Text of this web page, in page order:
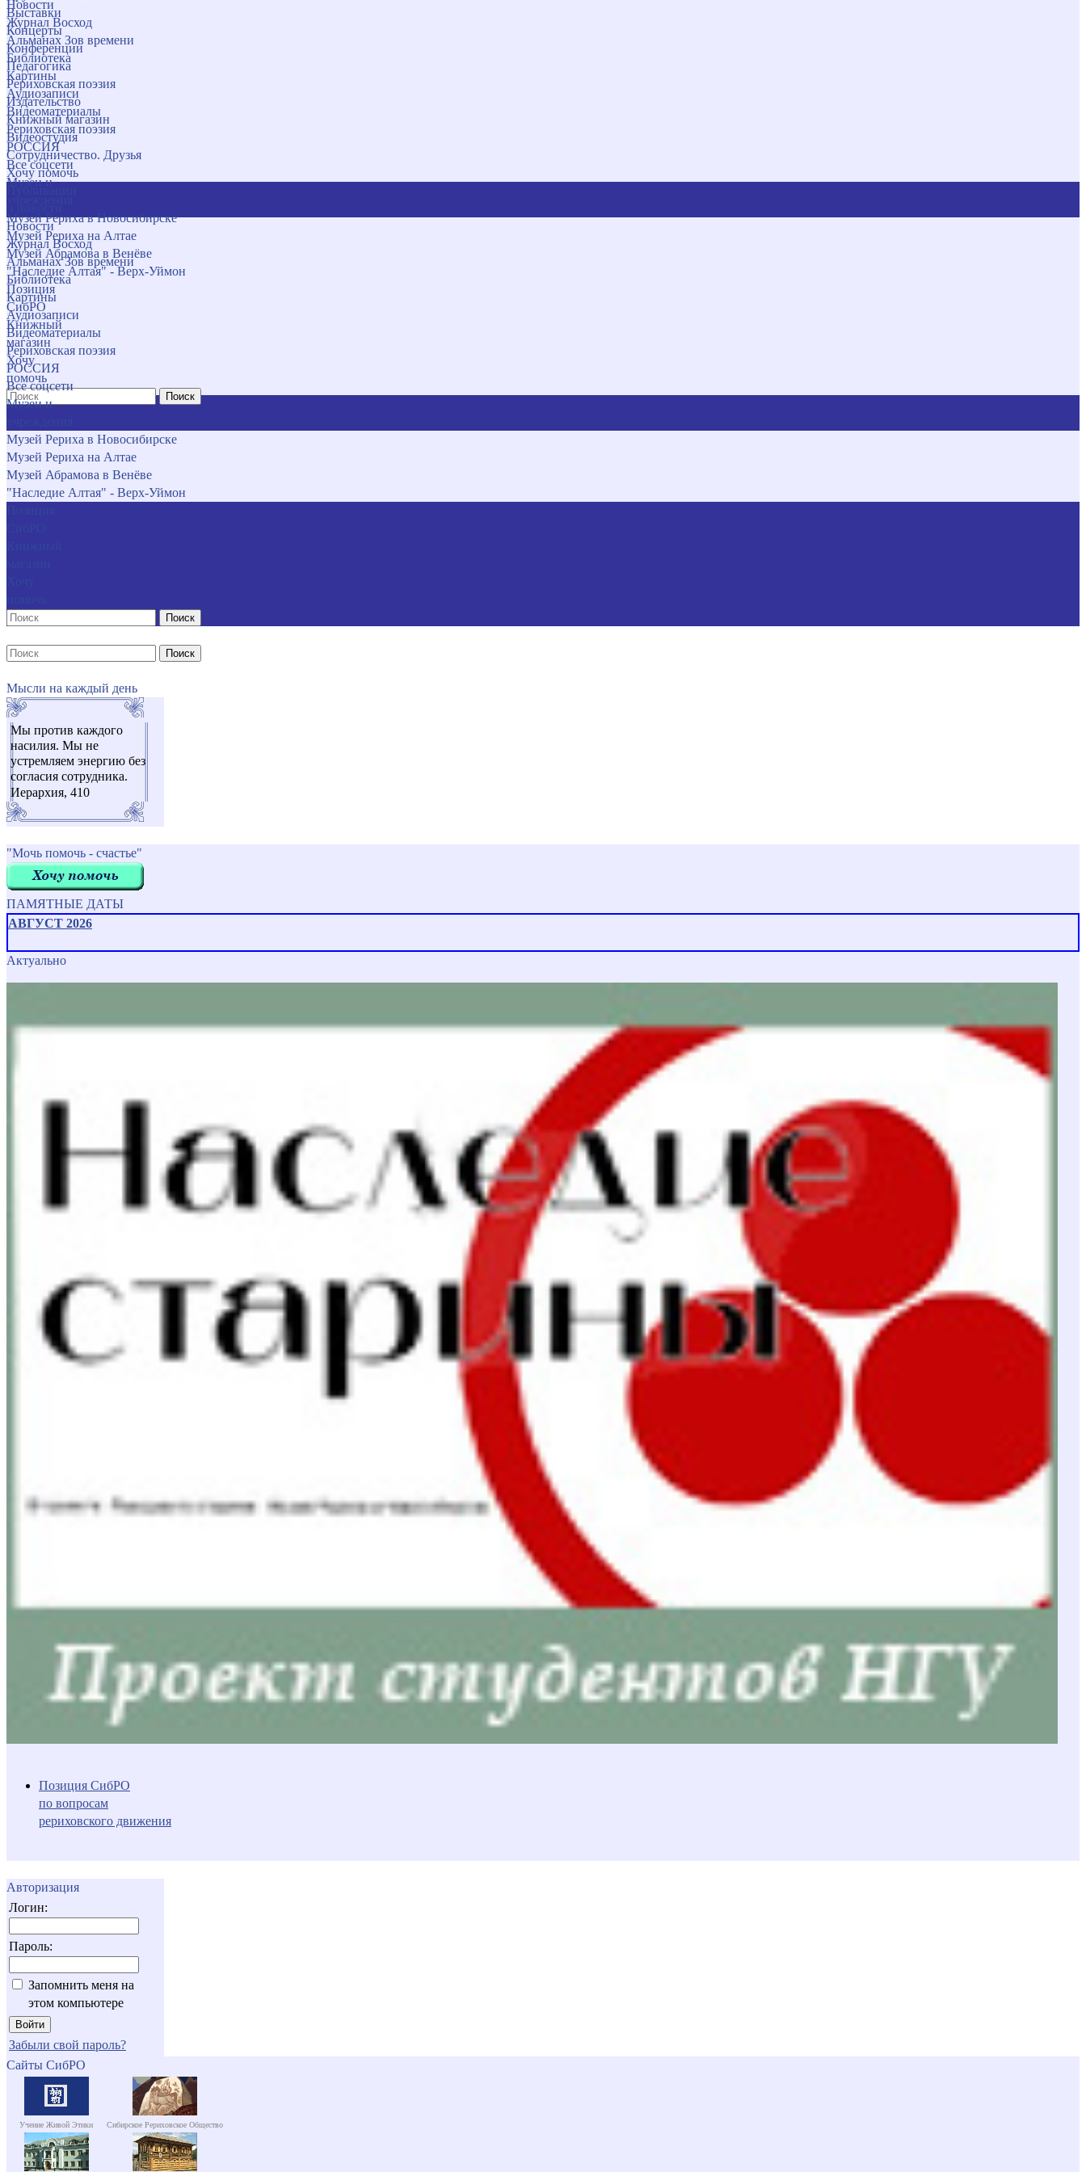
Новости
Журнал Восход
Альманах Зов времени
Библиотека
Картины
Аудиозаписи
Видеоматериалы
Рериховская поэзия
РОССИЯ
Все соцсети
Музеи и
Музей Рериха в Новосибирске
Музей Рериха на Алтае
Музей Абрамова в Венёве
"Наследие Алтая" - Верх-Уймон
Позиция
СибРО
Книжный
магазин
Хочу
помочь
Поиск
Выставки
Концерты
Конференции
Педагогика
Рериховская поэзия
Издательство
Книжный магазин
Видеостудия
Сотрудничество. Друзья
Хочу помочь
Новости
Журнал Восход
Альманах Зов времени
Библиотека
Картины
Аудиозаписи
Видеоматериалы
Рериховская поэзия
РОССИЯ
Все соцсети
Музеи и
Музей Рериха в Новосибирске
Музей Рериха на Алтае
Музей Абрамова в Венёве
"Наследие Алтая" - Верх-Уймон
Поиск
Поиск
Мысли на каждый день
Мы против каждого
насилия. Мы не
устремляем энергию без
согласия сотрудника.
Иерархия, 410
"Мочь помочь - счастье"
ПАМЯТНЫЕ ДАТЫ
АВГУСТ 2026
Актуально
Позиция СибРО
по вопросам
рериховского движения
Авторизация
Логин:
Пароль:
Запомнить меня на
этом компьютере
Забыли свой пароль?
Сайты СибРО
Учение Живой Этики Сибирское Рериховское Общество